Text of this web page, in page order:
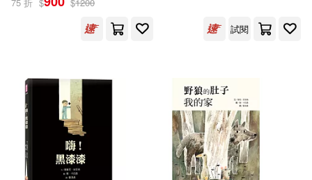
Jon (ILT)/ Mlawer(1)
Jon/ Klassen(1) Kooser(1)
Lemony Snicket(1)
試閱